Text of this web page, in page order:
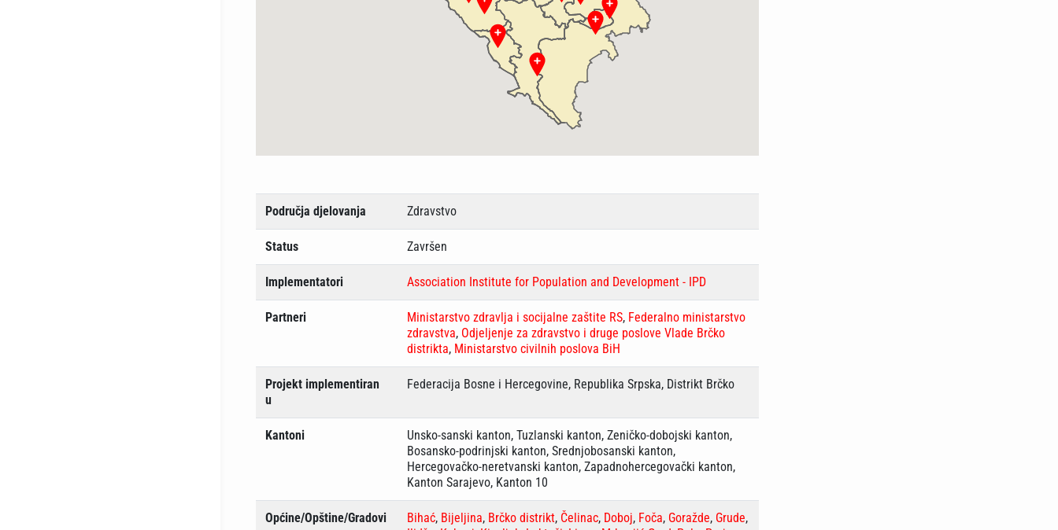
Područja djelovanja Zdravstvo
Status Završen
Implementatori Association Institute for Population and Development - IPD
Partneri Ministarstvo zdravlja i socijalne zaštite RS, Federalno ministarstvo
zdravstva, Odjeljenje za zdravstvo i druge poslove Vlade Brčko
distrikta, Ministarstvo civilnih poslova BiH
Projekt implementiran
u
Federacija Bosne i Hercegovine, Republika Srpska, Distrikt Brčko
Kantoni
Unsko-sanski kanton, Tuzlanski kanton, Zeničko-dobojski kanton,
Bosansko-podrinjski kanton, Srednjobosanski kanton,
Hercegovačko-neretvanski kanton, Zapadnohercegovački kanton,
Kanton Sarajevo, Kanton 10
Općine/Opštine/Gradovi Bihać, Bijeljina, Brčko distrikt, Čelinac, Doboj, Foča, Goražde, Grude,